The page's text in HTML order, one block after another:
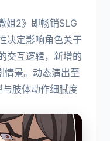
姐2》即畅销SLG
决定影响角色关于
交互逻辑，新增的
情景。动态演出至
肢体动作细腻度